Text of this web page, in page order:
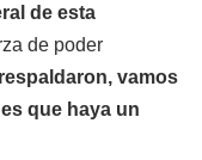
de esta
de poder
vamos
que haya un